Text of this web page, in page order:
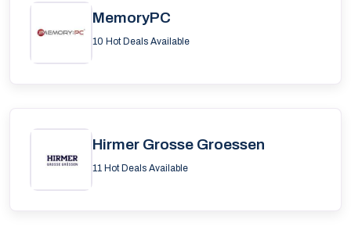
MemoryPC
10 Hot Deals Available
Hirmer Grosse Groessen
11 Hot Deals Available